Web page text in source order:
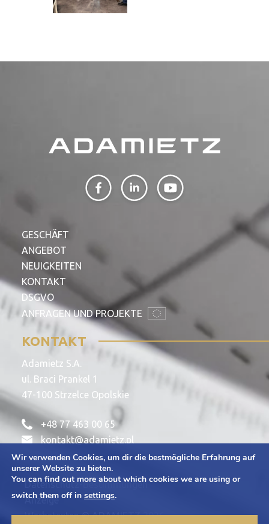
GESCHÄFT
ANGEBOT
NEUIGKEITEN
KONTAKT
DSGVO
ANFRAGEN UND PROJEKTE
KONTAKT
Adamietz S.A.
ul. Braci Prankel 1
47-100 Strzelce Opolskie
+48 77 463 00 65
kontakt@adamietz.pl
Datenschutz-Bestimmungen
Anzeige
Werbetexten © ADAMIETZ 2026
Wir verwenden Cookies, um dir die bestmögliche Erfahrung auf
unserer Website zu bieten.
You can find out more about which cookies we are using or
switch them off in settings.